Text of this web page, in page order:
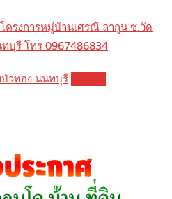
ครงการหมู่บ้านเศรณี ลากูน ซ.วัด
บุรี โทร 0967486834
วทอง นนทบุรี